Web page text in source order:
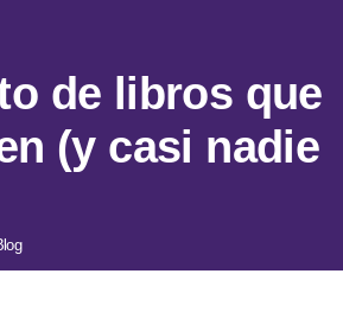
de libros que
(y casi nadie